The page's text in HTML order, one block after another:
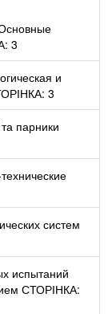
3
и
3
парники
систем
испытаний
СТОРІНКА: